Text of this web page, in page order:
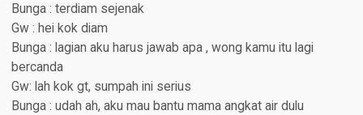
Bunga : terdiam sejenak
Gw : hei kok diam
Bunga : lagian aku harus jawab apa , wong kamu itu lagi
bercanda
Gw: lah kok gt, sumpah ini serius
Bunga : udah ah, aku mau bantu mama angkat air dulu